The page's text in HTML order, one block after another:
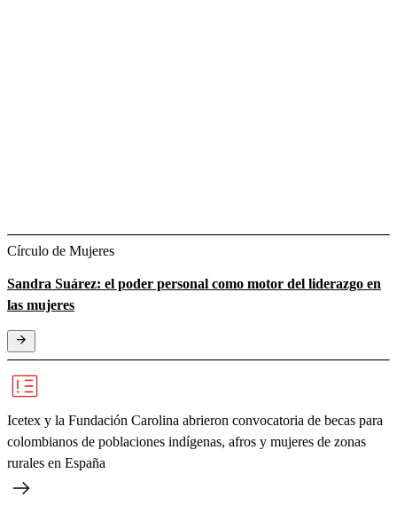
Círculo de Mujeres
Sandra Suárez: el poder personal como motor del liderazgo en
las mujeres
Icetex y la Fundación Carolina abrieron convocatoria de becas para
colombianos de poblaciones indígenas, afros y mujeres de zonas
rurales en España